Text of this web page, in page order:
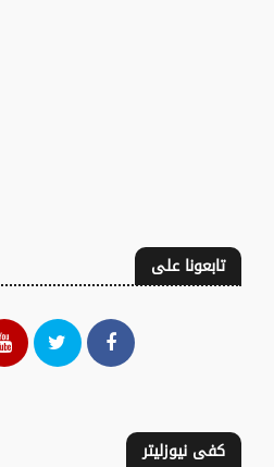
تابعونا على
كفى نيوزليتر